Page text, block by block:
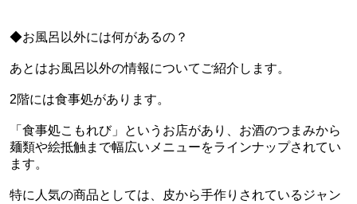
◆お風呂以外には何があるの？
あとはお風呂以外の情報についてご紹介します。
2階には食事処があります。
「食事処こもれび」というお店があり、お酒のつまみから
麺類や絵抵触まで幅広いメニューをラインナップされてい
ます。
特に人気の商品としては、皮から手作りされているジャン